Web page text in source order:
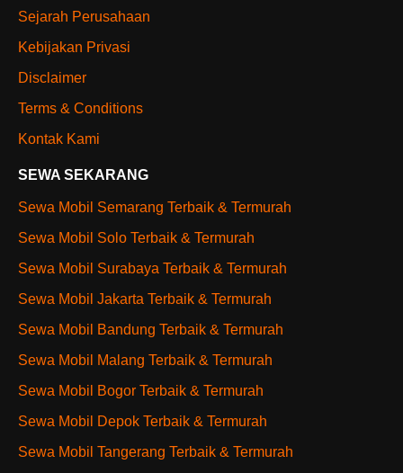
Sejarah Perusahaan
Kebijakan Privasi
Disclaimer
Terms & Conditions
Kontak Kami
SEWA SEKARANG
Sewa Mobil Semarang Terbaik & Termurah
Sewa Mobil Solo Terbaik & Termurah
Sewa Mobil Surabaya Terbaik & Termurah
Sewa Mobil Jakarta Terbaik & Termurah
Sewa Mobil Bandung Terbaik & Termurah
Sewa Mobil Malang Terbaik & Termurah
Sewa Mobil Bogor Terbaik & Termurah
Sewa Mobil Depok Terbaik & Termurah
Sewa Mobil Tangerang Terbaik & Termurah